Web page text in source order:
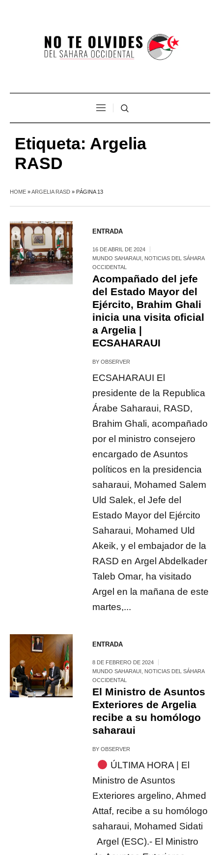
Etiqueta: Argelia
RASD
HOME »ARGELIA RASD » PÁGINA 13
ENTRADA
16 DE ABRIL DE 2024
MUNDO SAHARAUI
NOTICIAS DEL SÁHARA
OCCIDENTAL
Acompañado del jefe
del Estado Mayor del
Ejército, Brahim Ghali
inicia una visita oficial
a Argelia |
ECSAHARAUI
BYOBSERVER
ECSAHARAUI El
presidente de la Republica
Árabe Saharaui, RASD,
Brahim Ghali, acompañado
por el ministro consejero
encargado de Asuntos
políticos en la presidencia
saharaui, Mohamed Salem
Uld Salek, el Jefe del
Estado Mayor del Ejército
Saharaui, Mohamed Uld
Akeik, y el embajador de la
RASD en Argel Abdelkader
Taleb Omar, ha visitado
Argel en la mañana de este
martes,...
ENTRADA
8 DE FEBRERO DE 2024
MUNDO SAHARAUI
NOTICIAS DEL SÁHARA
OCCIDENTAL
El Ministro de Asuntos
Exteriores de Argelia
recibe a su homólogo
saharaui
BYOBSERVER
ÚLTIMA HORA | El
Ministro de Asuntos
Exteriores argelino, Ahmed
Attaf, recibe a su homólogo
saharaui, Mohamed Sidati
Argel (ESC).- El Ministro